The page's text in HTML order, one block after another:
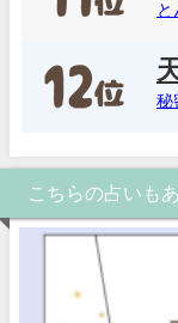
と
秘
こちらの占いも